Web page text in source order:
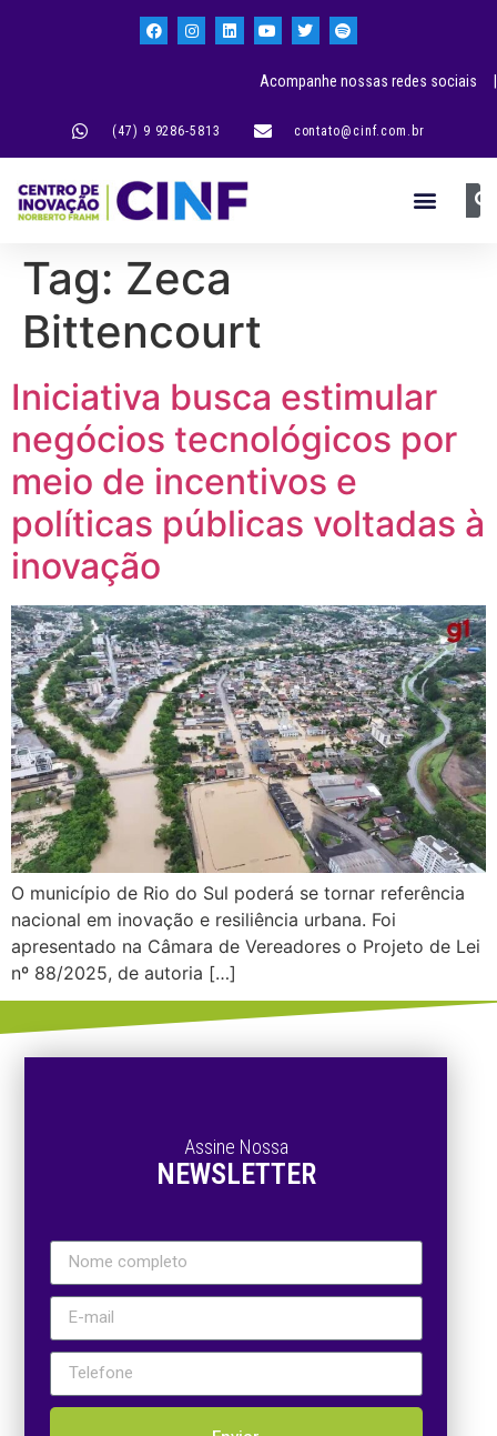
(47) 9 9286-5813 contato@cinf.com.br
Acompanhe nossas redes sociais |
Tag: Zeca
Bittencourt
Iniciativa busca estimular
negócios tecnológicos por
meio de incentivos e
políticas públicas voltadas à
inovação
O município de Rio do Sul poderá se tornar referência
nacional em inovação e resiliência urbana. Foi
apresentado na Câmara de Vereadores o Projeto de Lei
nº 88/2025, de autoria […]
Assine Nossa
NEWSLETTER